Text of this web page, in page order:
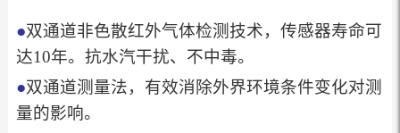
●双通道非色散红外气体检测技术，传感器寿命可
达10年。抗水汽干扰、不中毒。
●双通道测量法，有效消除外界环境条件变化对测
量的影响。